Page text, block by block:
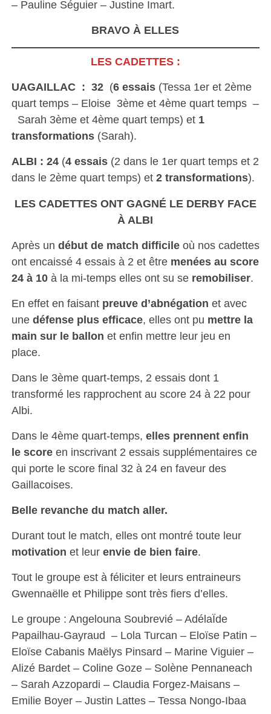
– Pauline Séguier – Justine Imart.
BRAVO À ELLES
LES CADETTES :
UAGAILLAC : 32(6 essais(Tessa 1er et 2ème
quart temps – Eloise 3ème et 4ème quart temps –
Sarah 3ème et 4ème quart temps) et 1
transformations(Sarah).
ALBI : 24(4 essais(2 dans le 1er quart temps et 2
dans le 2ème quart temps) et 2 transformations).
LES CADETTES ONT GAGNÉ LE DERBY FACE
À ALBI
Après un début de match difficileoù nos cadettes
ont encaissé 4 essais à 2 et être menées au score
24 à 10 à la mi-temps elles ont su se remobiliser.
En effet en faisant preuve d’abnégation et avec
une défense plus efficace, elles ont pu mettre la
main sur le ballon et enfin mettre leur jeu en
place.
Dans le 3ème quart-temps, 2 essais dont 1
transformé les rapprochent au score 24 à 22 pour
Albi.
Dans le 4ème quart-temps, elles prennent enfin
le scoreen inscrivant 2 essais supplémentaires ce
qui porte le score final 32 à 24 en faveur des
Gaillacoises.
Belle revanche du match aller.
Durant tout le match, elles ont montré toute leur
motivation et leur envie de bien faire.
Tout le groupe est à féliciter et leurs entraineurs
Gwennaëlle et Philippe sont très fiers d’elles.
Le groupe : Angelouna Soubrevié – AdélaÏde
Papailhau-Gayraud – Lola Turcan – Eloïse Patin –
Eloïse Cabanis Maëlys Pinsard – Marine Viguier –
Alizé Bardet – Coline Goze – Solène Pennaneach
– Sarah Azzopardi – Claudia Forgez-Maisans –
Emilie Boyer – Justin Lattes – Tessa Nongo-Ibaa